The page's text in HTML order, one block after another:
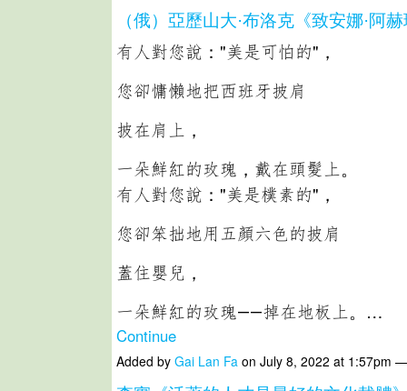
（俄）亞歷山大·布洛克《致安娜·阿
有人對您說："美是可怕的"，
您卻慵懶地把西班牙披肩
披在肩上，
一朵鮮紅的玫瑰，戴在頭髮上。
有人對您說："美是樸素的"，
您卻笨拙地用五顏六色的披肩
蓋住嬰兒，
一朵鮮紅的玫瑰――掉在地板上。…
Continue
Added by Gai Lan Faon July 8, 2022 at 1:57pm